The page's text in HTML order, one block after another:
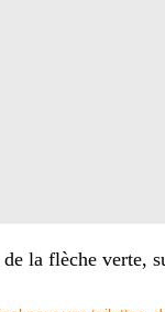
la flèche verte,